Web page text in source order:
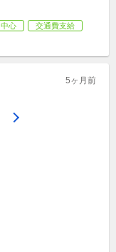
心
交通費支給
5ヶ月前